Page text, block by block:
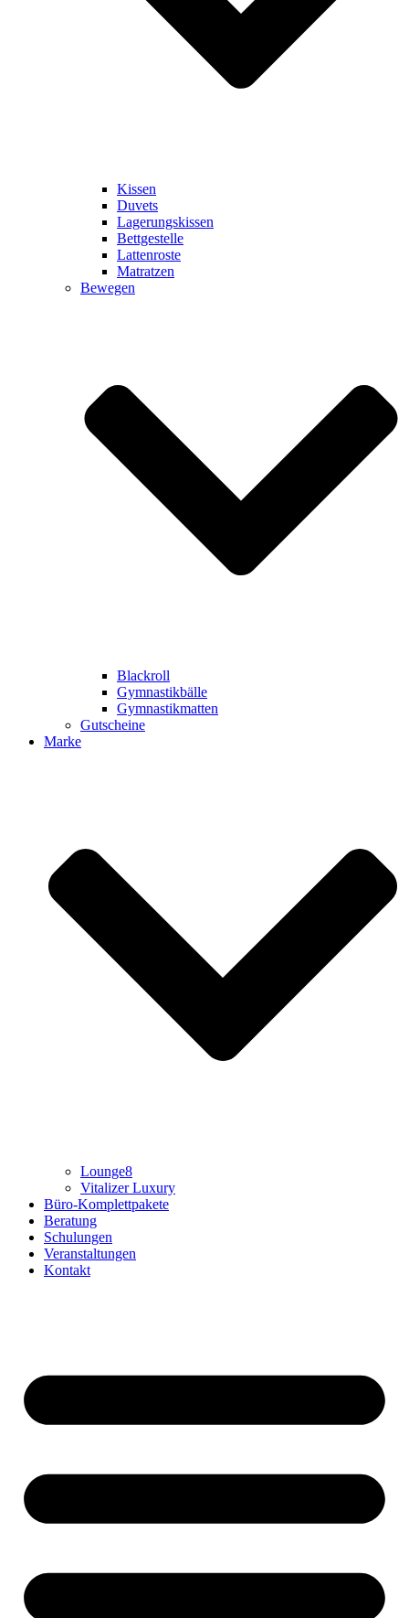
Kissen
Duvets
Lagerungskissen
Bettgestelle
Lattenroste
Matratzen
Bewegen
Blackroll
Gymnastikbälle
Gymnastikmatten
Gutscheine
Marke
Lounge8
Vitalizer Luxury
Büro-Komplettpakete
Beratung
Schulungen
Veranstaltungen
Kontakt